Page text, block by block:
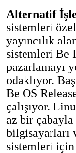
Alternatif
sistemleri
yayıncılık
sistemleri Be
pazarlamayı
odaklıyor.
Be OS
çalışıyor.
az bir çabayla
bilgisayarları
sistemleri